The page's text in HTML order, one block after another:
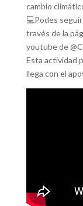
cambio
💻Podes
través de la
youtube de
Esta actividad
llega con el